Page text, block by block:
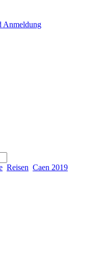
Anmeldung
Reisen Caen 2019